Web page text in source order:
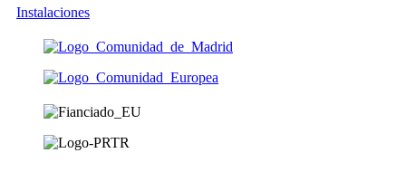
Instalaciones